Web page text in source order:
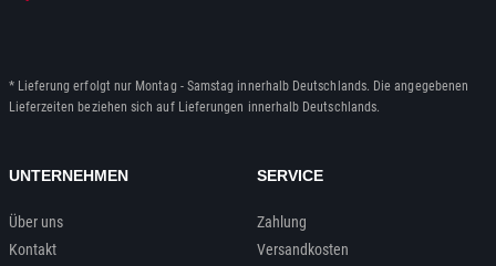
* Lieferung erfolgt nur Montag - Samstag innerhalb Deutschlands. Die angegebenen
Lieferzeiten beziehen sich auf Lieferungen innerhalb Deutschlands.
UNTERNEHMEN
Über uns
Kontakt
SERVICE
Zahlung
Versandkosten